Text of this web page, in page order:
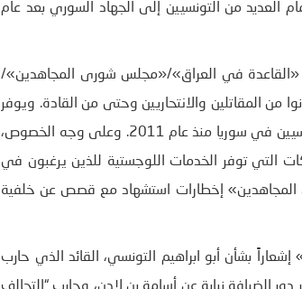
العديد من التونسيين إلى الجهاد السوري بعد عام
«القاعدة في العراق»/«مجلس شورى المجاهدين»/
من المقاتلين والانتحاريين وحتى من القادة. ويوفر
دور الميسّر/المجنّد معلومات معمقة مهمة حول سبب محاربة العديد من التونسيين في سوريا منذ عام 2011. وعلى وجه الخصوص،
التي توفر الخدمات اللوجستية للذين يرغبون في
المجاهدين» إخطارات استشهاد مع قصص عن خلفية
إشعاراً بشأن أبو ابراهيم التونسي، القائد الذي حارب